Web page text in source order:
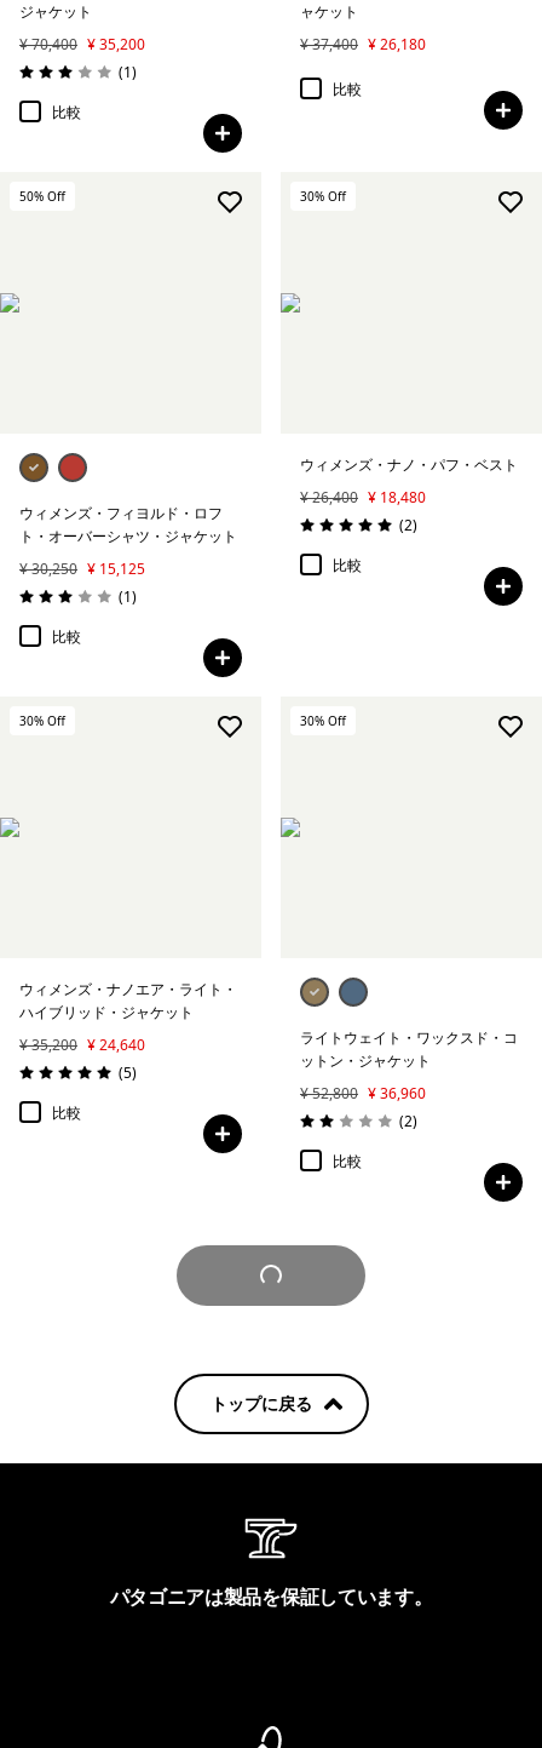
ジャケット
¥ 70,400 ¥ 35,200
評価: 3.0 / 5
(1レビュー
)
比較
ャケット
¥ 37,400 ¥ 26,180
比較
50% Off
ウィメンズ・フィヨルド・ロフ
ト・オーバーシャツ・ジャケット
¥ 30,250 ¥ 15,125
評価: 3.0 / 5
(1レビュー
)
比較
30% Off
ウィメンズ・ナノ・パフ・ベスト
¥ 26,400 ¥ 18,480
評価: 5.0 / 5
(2レビュー
)
比較
30% Off
ウィメンズ・ナノエア・ライト・
ハイブリッド・ジャケット
¥ 35,200 ¥ 24,640
評価: 5.0 / 5
(5レビュー
)
比較
30% Off
ライトウェイト・ワックスド・コ
ットン・ジャケット
¥ 52,800 ¥ 36,960
評価: 2.0 / 5
(2レビュー
)
比較
さらに見る
トップに戻る
パタゴニアは製品を保証しています。